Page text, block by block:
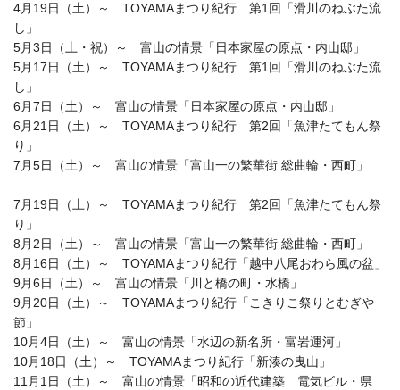
4月19日（土）～ TOYAMAまつり紀行 第1回「滑川のねぶた流
し」
5月3日（土・祝）～ 富山の情景「日本家屋の原点・内山邸」
5月17日（土）～ TOYAMAまつり紀行 第1回「滑川のねぶた流
し」
6月7日（土）～ 富山の情景「日本家屋の原点・内山邸」
6月21日（土）～ TOYAMAまつり紀行 第2回「魚津たてもん祭
り」
7月5日（土）～ 富山の情景「富山一の繁華街 総曲輪・西町」
7月19日（土）～ TOYAMAまつり紀行 第2回「魚津たてもん祭
り」
8月2日（土）～ 富山の情景「富山一の繁華街 総曲輪・西町」
8月16日（土）～ TOYAMAまつり紀行「越中八尾おわら風の盆」
9月6日（土）～ 富山の情景「川と橋の町・水橋」
9月20日（土）～ TOYAMAまつり紀行「こきりこ祭りとむぎや
節」
10月4日（土）～ 富山の情景「水辺の新名所・富岩運河」
10月18日（土）～ TOYAMAまつり紀行「新湊の曳山」
11月1日（土）～ 富山の情景「昭和の近代建築 電気ビル・県